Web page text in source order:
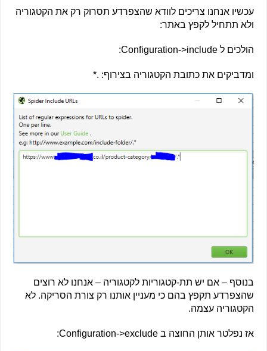
עכשיו אנחנו צריכים לוודא שהצפרדע תסרוק רק את הקטגוריה
ולא תתחיל לקפץ באתר:
הולכים ל Configuration->include:
ומדביקים את כתובת הקטגוריה בצירוף: .*
בנוסף – אם יש תת-קטגוריות לקטגוריה – אנחנו לא רוצים
שהצפרדע תקפץ בהם כי מעניין אותנו רק צורת הסריקה. לא
הקטגוריה עצמה.
אז נפלטר אותן החוצה ב Configuration->exclude: